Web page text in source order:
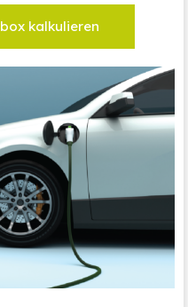
kalkulieren